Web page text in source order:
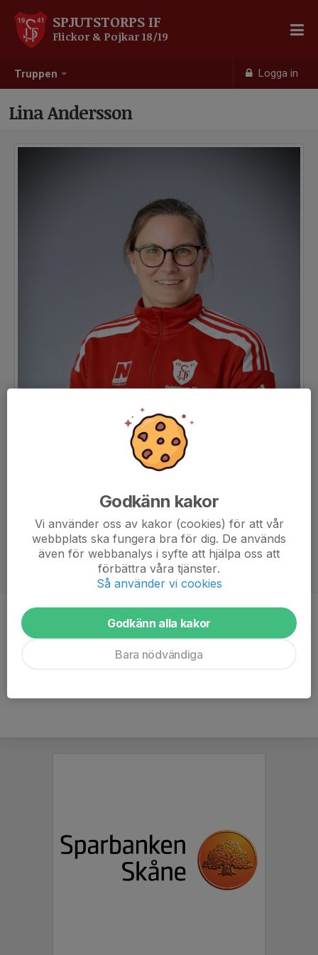
Truppen Logga in
SPJUTSTORPS IF
Flickor & Pojkar 18/19
Lina Andersson
Titel
Huvudtränare
Godkänn kakor
Vi använder oss av kakor (cookies) för att vår
webbplats ska fungera bra för dig. De används
även för webbanalys i syfte att hjälpa oss att
förbättra våra tjänster.
Så använder vi cookies
Godkänn alla kakor
Bara nödvändiga